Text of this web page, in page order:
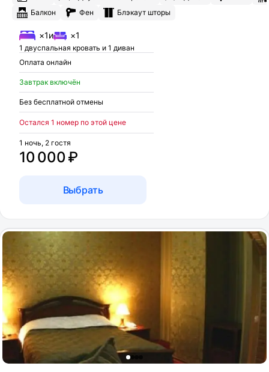
Балкон
Фен Блэкаут шторы
×1и ×1
1 двуспальная кровать и 1 диван
Оплата онлайн
Завтрак включён
Без бесплатной отмены
Остался 1 номер по этой цене
10 000 ₽
1 ночь, 2 гостя
Выбрать